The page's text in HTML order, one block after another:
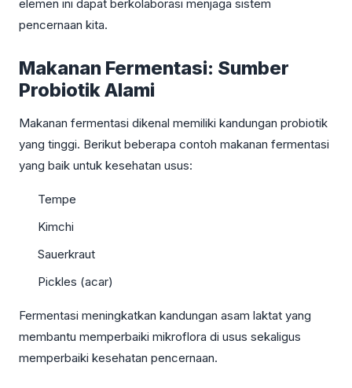
elemen ini dapat berkolaborasi menjaga sistem
pencernaan kita.
Makanan Fermentasi: Sumber
Probiotik Alami
Makanan fermentasi dikenal memiliki kandungan probiotik
yang tinggi. Berikut beberapa contoh makanan fermentasi
yang baik untuk kesehatan usus:
Tempe
Kimchi
Sauerkraut
Pickles (acar)
Fermentasi meningkatkan kandungan asam laktat yang
membantu memperbaiki mikroflora di usus sekaligus
memperbaiki kesehatan pencernaan.